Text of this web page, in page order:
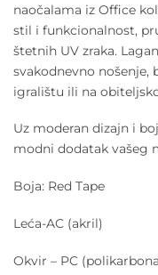
naočalama iz Office
stil i funkcionalnost,
štetnih UV zraka.
svakodnevno nošenje,
igralištu ili na
Uz moderan dizajn i
modni dodatak vašeg
Boja: Red Tape
Leća-AC (akril)
Okvir – PC